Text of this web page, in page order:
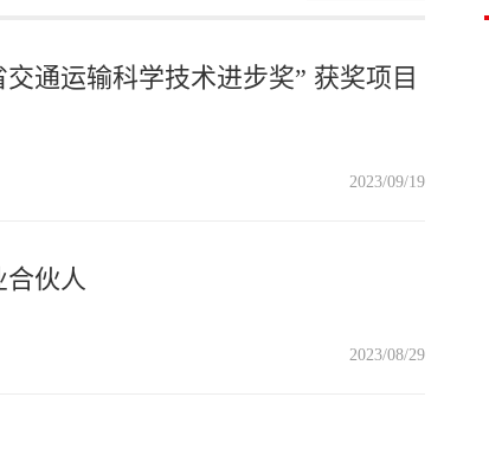
通运输科学技术进步奖” 获奖项目
2023/09/19
合伙人
2023/08/29